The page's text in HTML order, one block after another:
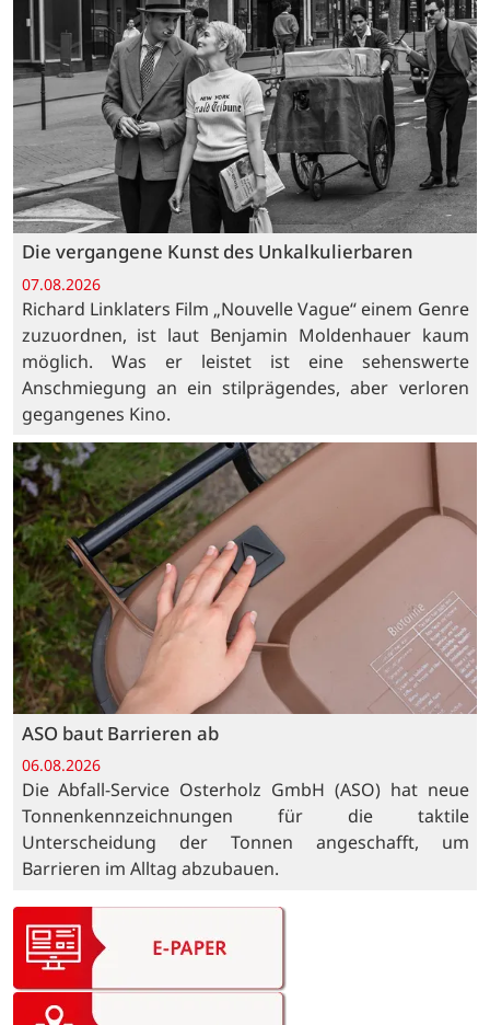
Die vergangene Kunst des Unkalkulierbaren
07.08.2026
Richard Linklaters Film „Nouvelle Vague“ einem Genre
zuzuordnen, ist laut Benjamin Moldenhauer kaum
möglich. Was er leistet ist eine sehenswerte
Anschmiegung an ein stilprägendes, aber verloren
gegangenes Kino.
ASO baut Barrieren ab
06.08.2026
Die Abfall-Service Osterholz GmbH (ASO) hat neue
Tonnenkennzeichnungen für die taktile
Unterscheidung der Tonnen angeschafft, um
Barrieren im Alltag abzubauen.